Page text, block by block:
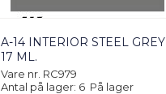
A-14 INTERIOR STEEL GREY
17 ML.
Vare nr. RC979
Antal på lager: 6 På lager